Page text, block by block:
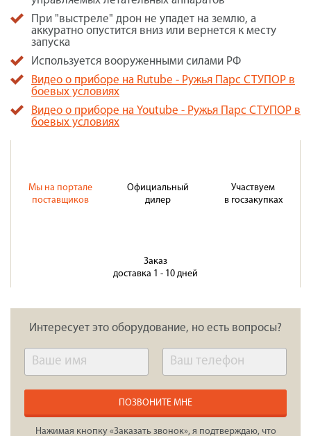
При "выстреле" дрон не упадет на землю, а
аккуратно опустится вниз или вернется к месту
запуска
Используется вооруженными силами РФ
Видео о приборе на Rutube - Ружья Парс СТУПОР в
боевых условиях
Видео о приборе на Youtube - Ружья Парс СТУПОР в
боевых условиях
Мы на портале
поставщиков
Официальный
дилер
Участвуем
в госзакупках
Заказ
доставка 1 - 10 дней
Интересует это оборудование, но есть вопросы?
ПОЗВОНИТЕ МНЕ
Нажимая кнопку «Заказать звонок», я подтверждаю, что